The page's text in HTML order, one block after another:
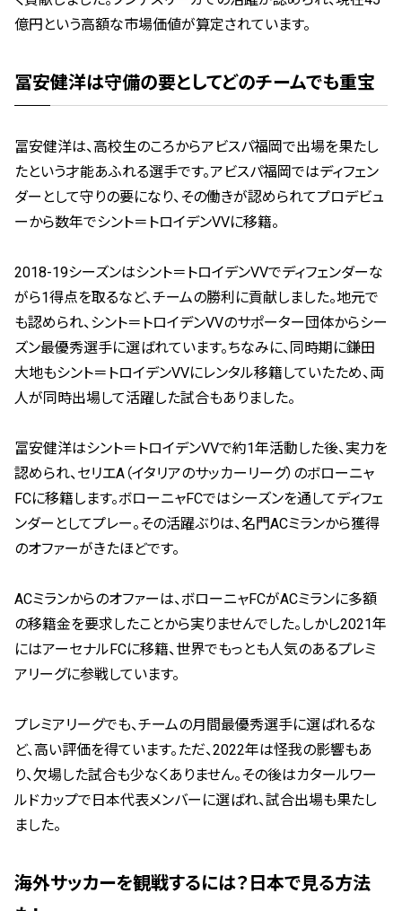
億円という高額な市場価値が算定されています。
冨安健洋は守備の要としてどのチームでも重宝
冨安健洋は、高校生のころからアビスパ福岡で出場を果たし
たという才能あふれる選手です。アビスパ福岡ではディフェン
ダーとして守りの要になり、その働きが認められてプロデビュ
ーから数年でシント＝トロイデンVVに移籍。
2018-19シーズンはシント＝トロイデンVVでディフェンダーな
がら1得点を取るなど、チームの勝利に貢献しました。地元で
も認められ、シント＝トロイデンVVのサポーター団体からシー
ズン最優秀選手に選ばれています。ちなみに、同時期に鎌田
大地もシント＝トロイデンVVにレンタル移籍していたため、両
人が同時出場して活躍した試合もありました。
冨安健洋はシント＝トロイデンVVで約1年活動した後、実力を
認められ、セリエA（イタリアのサッカーリーグ）のボローニャ
FCに移籍します。ボローニャFCではシーズンを通してディフェ
ンダーとしてプレー。その活躍ぶりは、名門ACミランから獲得
のオファーがきたほどです。
ACミランからのオファーは、ボローニャFCがACミランに多額
の移籍金を要求したことから実りませんでした。しかし2021年
にはアーセナルFCに移籍、世界でもっとも人気のあるプレミ
アリーグに参戦しています。
プレミアリーグでも、チームの月間最優秀選手に選ばれるな
ど、高い評価を得ています。ただ、2022年は怪我の影響もあ
り、欠場した試合も少なくありません。その後はカタールワー
ルドカップで日本代表メンバーに選ばれ、試合出場も果たし
ました。
海外サッカーを観戦するには？日本で見る方法